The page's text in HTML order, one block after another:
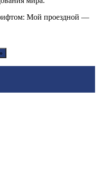
Мой проездной —